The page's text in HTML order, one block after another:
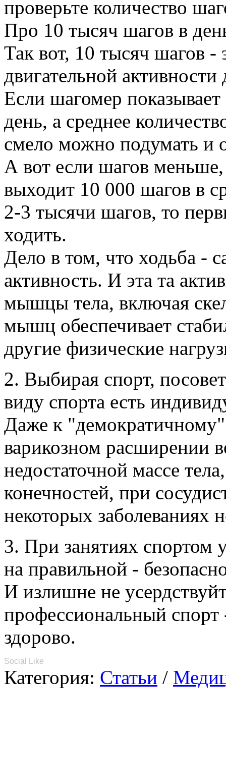
проверьте количество
Про 10 тысяч шагов в
Так вот, 10 тысяч шагов
двигательной активности
Если шагомер
день, а среднее
смело можно подумать и
А вот если шагов меньше,
выходит 10 000 шагов в
2-3 тысячи шагов, то
ходить.
Дело в том, что ходьба -
активность. И эта та
мышцы тела, включая
мышц обеспечивает
другие физические
2. Выбирая спорт,
виду спорта есть
Даже к "демократичному"
варикозном расширении
недостаточной массе
конечностей, при
некоторых заболеваниях
3. При занятиях спортом
на правильной -
И излишне не
профессиональный спорт
здорово.
Social Like
Категория: Статьи /